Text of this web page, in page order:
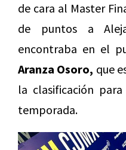
de cara al Master
de puntos a
encontraba en el
Aranza Osoro, que
la clasificación
temporada.